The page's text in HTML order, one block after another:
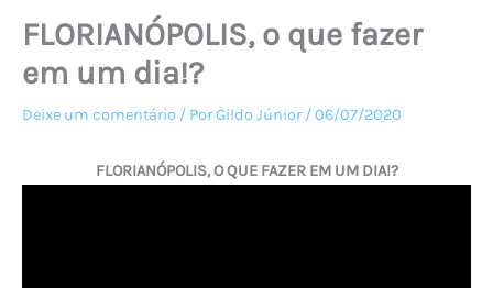
FLORIANÓPOLIS, o que fazer
em um dia!?
Deixe um comentário / PorGildo Júnior/06/07/2020
FLORIANÓPOLIS, O QUE FAZER EM UM DIA!?